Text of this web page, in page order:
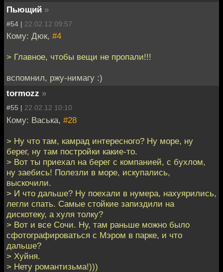
Пьющий »
#54 | 22.02.12 09:57
Кому: Дюк, #4
> Главное, чтобы вещи не пропали!!!
вспомнил, ржу-нимагу :)
tormozz »
#55 | 22.02.12 10:10
Кому: Васька, #28
> Ну что там, камрад интересного? Ну море, ну
берег, ну там постройки какие-то.
> Вот ты приехал на берег с компанией, с бухлом,
ну заебись! Полезли в море, искупались,
выскочили.
> И что дальше? Ну поехали в нумера, нахуярились,
легли спать. Самые стойкие запиздили на
дискотеку, а хуля толку?
> Вот и все Сочи. Ну, там раньше можно было
сфотографироваться с Мэром в парке, и что
дальше?
> Хуйня.
> Нету романтизьма!)))